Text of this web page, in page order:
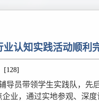
认知实践活动顺利
[128]
导员带领学生实践队，先
业，通过实地参观、深度